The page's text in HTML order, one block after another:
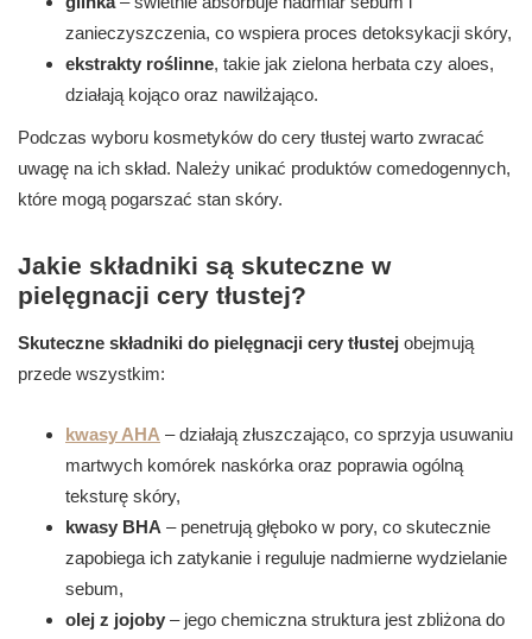
zanieczyszczenia, co wspiera proces detoksykacji skóry,
ekstrakty roślinne, takie jak zielona herbata czy aloes,
działają kojąco oraz nawilżająco.
Podczas wyboru kosmetyków do cery tłustej warto zwracać
uwagę na ich skład. Należy unikać produktów comedogennych,
które mogą pogarszać stan skóry.
Jakie składniki są skuteczne w
pielęgnacji cery tłustej?
Skuteczne składniki do pielęgnacji cery tłustej obejmują
przede wszystkim:
kwasy AHA – działają złuszczająco, co sprzyja usuwaniu
martwych komórek naskórka oraz poprawia ogólną
teksturę skóry,
kwasy BHA – penetrują głęboko w pory, co skutecznie
zapobiega ich zatykanie i reguluje nadmierne wydzielanie
sebum,
olej z jojoby – jego chemiczna struktura jest zbliżona do